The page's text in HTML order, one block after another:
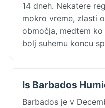
14 dneh. Nekatere
mokro vreme, zlasti
območja, medtem
bolj suhemu koncu
Is Barbados
Barbados je v